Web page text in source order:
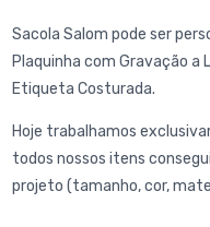
Sacola Salom pode ser
Plaquinha com Gravação a
Etiqueta Costurada.
Hoje trabalhamos
todos nossos itens
projeto (tamanho, cor,